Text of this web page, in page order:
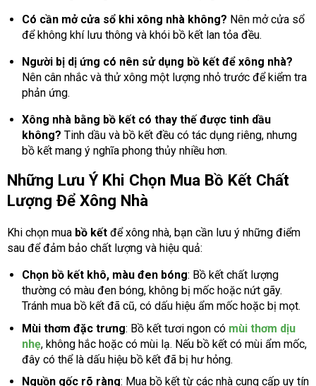
Có cần mở cửa sổ khi xông nhà không? Nên mở cửa sổ
để không khí lưu thông và khói bồ kết lan tỏa đều.
Người bị dị ứng có nên sử dụng bồ kết để xông nhà?
Nên cân nhắc và thử xông một lượng nhỏ trước để kiểm tra
phản ứng.
Xông nhà bằng bồ kết có thay thế được tinh dầu
không? Tinh dầu và bồ kết đều có tác dụng riêng, nhưng
bồ kết mang ý nghĩa phong thủy nhiều hơn.
Những Lưu Ý Khi Chọn Mua Bồ Kết Chất
Lượng Để Xông Nhà
Khi chọn mua bồ kết để xông nhà, bạn cần lưu ý những điểm
sau để đảm bảo chất lượng và hiệu quả:
Chọn bồ kết khô, màu đen bóng: Bồ kết chất lượng
thường có màu đen bóng, không bị mốc hoặc nứt gãy.
Tránh mua bồ kết đã cũ, có dấu hiệu ẩm mốc hoặc bị mọt.
Mùi thơm đặc trưng: Bồ kết tươi ngon có mùi thơm dịu
nhẹ, không hắc hoặc có mùi lạ. Nếu bồ kết có mùi ẩm mốc,
đây có thể là dấu hiệu bồ kết đã bị hư hỏng.
Nguồn gốc rõ ràng: Mua bồ kết từ các nhà cung cấp uy tín